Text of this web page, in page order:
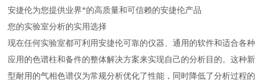
安捷伦为您提供业界*的高质量和可信赖的安捷伦产品
您的实验室分析的实用选择
现在任何实验室都可利用安捷伦可靠的仪器、通用的软件和适合各种
应用的色谱柱和备件的整体解决方案来实现自己的分析目的。这种新
型耐用的气相色谱仪为常规分析优化了性能，同时降低了分析过程的